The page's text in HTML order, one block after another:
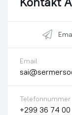
Email
Telefonnummer
+299 36 74 00